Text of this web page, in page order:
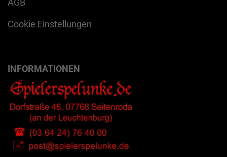
AGB
Cookie Einstellungen
INFORMATIONEN